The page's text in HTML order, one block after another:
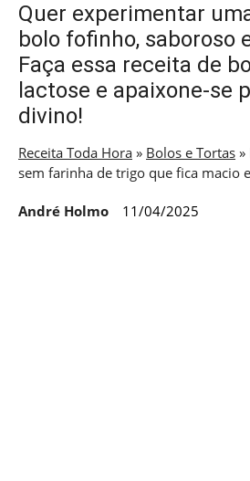
Quer experimentar
bolo fofinho, saboroso
Faça essa receita de
lactose e apaixone-se
divino!
Receita Toda Hora » Bolos e Tortas »
sem farinha de trigo que fica macio
André Holmo 11/04/2025